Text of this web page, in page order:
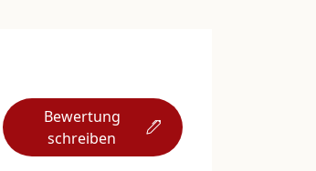
Bewertung
schreiben